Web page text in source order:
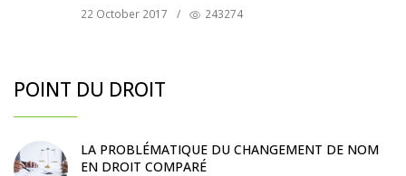
22 October 2017 / 243274
POINT DU DROIT
LA PROBLÉMATIQUE DU CHANGEMENT DE NOM
EN DROIT COMPARÉ